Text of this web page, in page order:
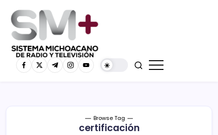
Browse Tag
certificación